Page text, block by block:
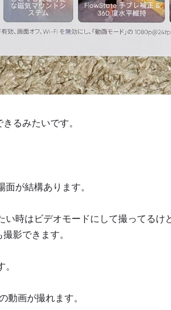
るみたいです。
が結構あります。
時はビデオモードにして撮ってる
影できます。
動画が撮れます。